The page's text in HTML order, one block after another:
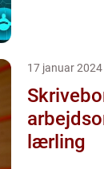
17 januar 2024
lærling